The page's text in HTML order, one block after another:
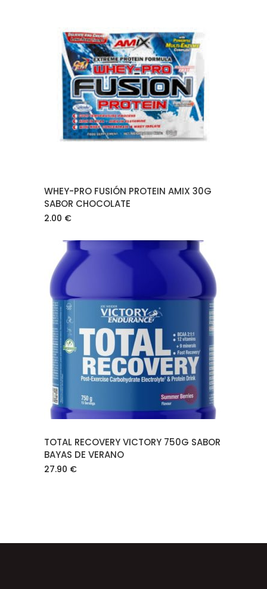
AÑADIR AL CARRITO
WHEY-PRO FUSIÓN PROTEIN AMIX 30G
SABOR CHOCOLATE
2.00 €
AÑADIR AL CARRITO
TOTAL RECOVERY VICTORY 750G SABOR
BAYAS DE VERANO
27.90 €